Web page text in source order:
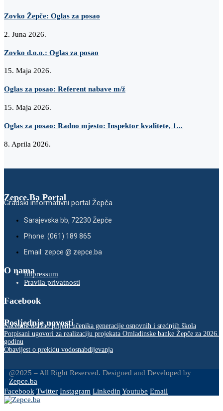
Zovko Žepče: Oglas za posao
2. Juna 2026.
Zovko d.o.o.: Oglas za posao
15. Maja 2026.
Oglas za posao: Referent nabave m/ž
15. Maja 2026.
Oglas za posao: Radno mjesto: Inspektor kvalitete, 1...
8. Aprila 2026.
Zepce.Ba Portal
Gradski informativni portal Žepča
Sarajevska bb, 72230 Žepče
Phone: (061) 189 865
Email: zepce @ zepce.ba
O namaImpressum
Pravila privatnosti
Facebook
Posljednje novosti
Načelnik održao prijem učenika generacije osnovnih i srednjih škola
Potpisani ugovori za realizaciju projekata Omladinske banke Žepče za 2026.
godinu
Obavijest o prekidu vodosnabdijevanja
@2025 – All Right Reserved. Designed and Developed by
Zepce.ba
Facebook Twitter Instagram LinkedinYoutube Email